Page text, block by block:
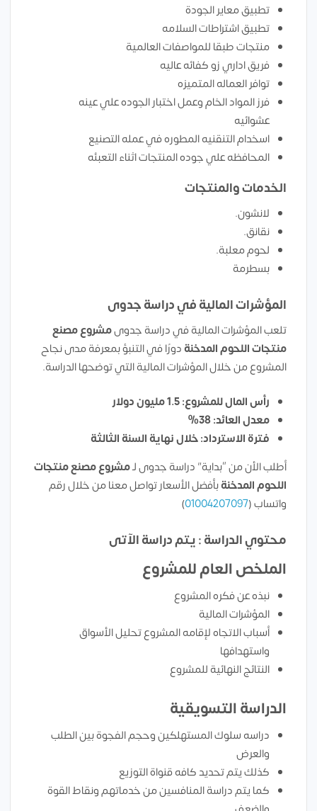
تطبيق معاير الجودة
تطبيق اشتراطات السلامه
منتجات طبقا للمواصفات العالمية
فريق اداري زو كفائه عاليه
توافر العماله المتميزه
فرز المواد الخام وعمل اختبار الجوده علي عينه
عشوائيه
اسخدام التنقنيه المطوره في عمله التصنيع
المحافظه علي جوده المنتجات اثناء التعبئه
الخدمات والمنتجات
لانشون.
نقانق.
لحوم معلبة.
بسطرمة
المؤشرات المالية في دراسة جدوى
تلعب المؤشرات المالية في دراسة جدوىمشروعمصنع
منتجات اللحوم المدخنة دورًا في التنبؤ بمعرفة مدى نجاح
المشروع من خلال المؤشرات المالية التي توضحها الدراسة.
رأس المال للمشروع: 1.5 مليون دولار
معدل العائد: 38%
فترة الاسترداد: خلال نهاية السنة الثالثة
أطلب الأن من “بداية” دراسة جدوى لـمشروعمصنع منتجات
اللحوم المدخنةبأفضل الأسعار تواصل معنا من خلال رقم
واتساب (01004207097
)
محتوي الدراسة : يتم دراسة الآتى
الملخص العام للمشروع
نبذه عن فكره المشروع
المؤشرات المالية
أسباب الاتجاه لإقامه المشروع تحليل الأسواق
واستهدافها
النتائج النهائية للمشروع
الدراسة التسويقية
دراسه سلوك المستهلكين وحجم الفجوة بين الطلب
والعرض
كذلك يتم تحديد كافه قنواة التوزيع
كما يتم دراسة المنافسين من خدماتهم ونقاط القوة